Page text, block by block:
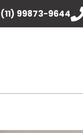
(11) 99873-9644